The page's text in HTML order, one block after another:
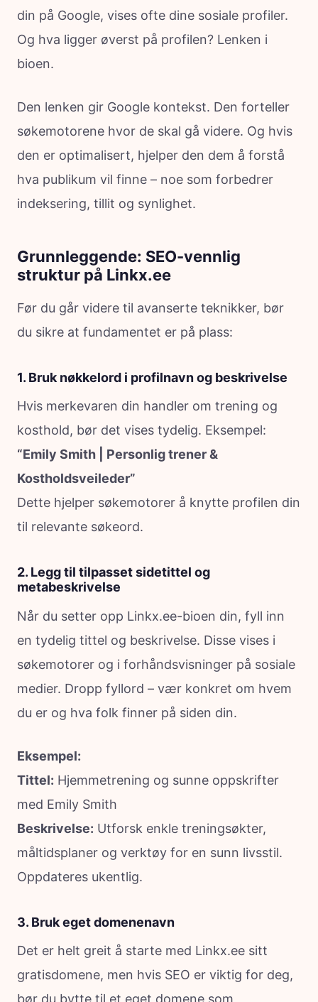
din på Google, vises ofte dine sosiale profiler.
Og hva ligger øverst på profilen? Lenken i
bioen.
Den lenken gir Google kontekst. Den forteller
søkemotorene hvor de skal gå videre. Og hvis
den er optimalisert, hjelper den dem å forstå
hva publikum vil finne – noe som forbedrer
indeksering, tillit og synlighet.
Grunnleggende: SEO-vennlig
struktur på Linkx.ee
Før du går videre til avanserte teknikker, bør
du sikre at fundamentet er på plass:
1. Bruk nøkkelord i profilnavn og beskrivelse
Hvis merkevaren din handler om trening og
kosthold, bør det vises tydelig. Eksempel:
“Emily Smith | Personlig trener &
Kostholdsveileder”
Dette hjelper søkemotorer å knytte profilen din
til relevante søkeord.
2. Legg til tilpasset sidetittel og
metabeskrivelse
Når du setter opp Linkx.ee-bioen din, fyll inn
en tydelig tittel og beskrivelse. Disse vises i
søkemotorer og i forhåndsvisninger på sosiale
medier. Dropp fyllord – vær konkret om hvem
du er og hva folk finner på siden din.
Eksempel:
Tittel: Hjemmetrening og sunne oppskrifter
med Emily Smith
Beskrivelse: Utforsk enkle treningsøkter,
måltidsplaner og verktøy for en sunn livsstil.
Oppdateres ukentlig.
3. Bruk eget domenenavn
Det er helt greit å starte med Linkx.ee sitt
gratisdomene, men hvis SEO er viktig for deg,
bør du bytte til et eget domene som